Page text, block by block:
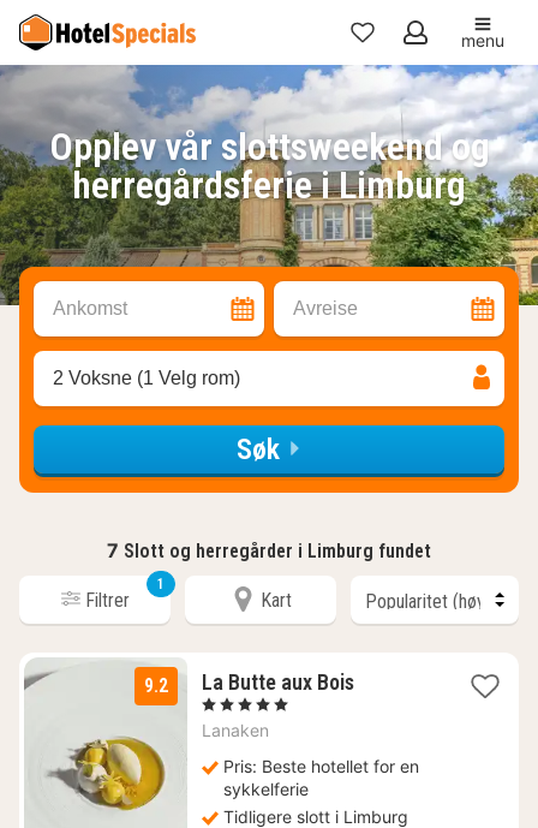
Mine
favoritter
menu
Opplev vår slottsweekend og
herregårdsferie i Limburg
Ankomst Avreise
2 Voksne (1 Velg rom)
Søk
7 Slott og herregårder i Limburg fundet
Filtrer
1
Kart
9.2 La Butte aux Bois1
kr.
, 5 Stjerner
Lanaken
Pris: Beste hotellet for en
sykkelferie
Tidligere slott i Limburg